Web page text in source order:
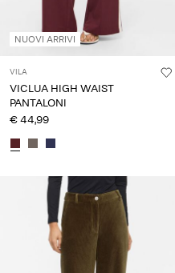
NUOVI ARRIVI
VILA
VICLUA HIGH WAIST
PANTALONI
€ 44,99